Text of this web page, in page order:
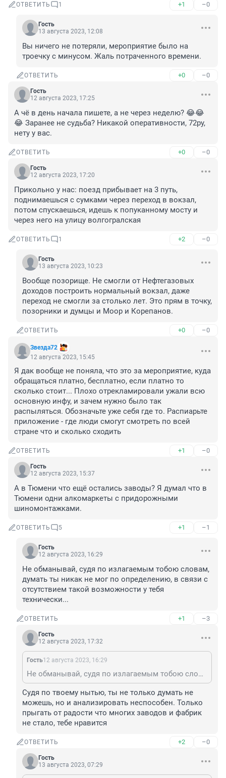
ОТВЕТИТЬ 1 +1 –0
Гость
13 августа 2023, 12:08
Вы ничего не потеряли, мероприятие было на
троечку с минусом. Жаль потраченного времени.
ОТВЕТИТЬ +0 –0
Гость
12 августа 2023, 17:25
А чё в день начала пишете, а не через неделю? 😂😂
😂 Заранее не судьба? Никакой оперативности, 72ру,
нету у вас.
ОТВЕТИТЬ +0 –0
Гость
12 августа 2023, 17:20
Прикольно у нас: поезд прибывает на 3 путь,
поднимаешься с сумками через переход в вокзал,
потом спускаешься, идешь к попуканному мосту и
через него на улицу волгогралская
ОТВЕТИТЬ 1 +2 –0
Гость
13 августа 2023, 10:23
Вообще позорище. Не смогли от Нефтегазовых
доходов построить нормальный вокзал, даже
переход не смогли за столько лет. Это прям в точку,
позорники и думцы и Моор и Корепанов.
ОТВЕТИТЬ +0 –0
Звезда72
12 августа 2023, 15:45
Я дак вообще не поняла, что это за мероприятие, куда
обращаться платно, бесплатно, если платно то
сколько стоит... Плохо отрекламировали ужали всю
основную инфу, и зачем нужно было так
распыляться. Обозначьте уже себя где то. Распиарьте
приложение - где люди смогут смотреть по всей
стране что и сколько сходить
ОТВЕТИТЬ +1 –0
Гость
12 августа 2023, 15:37
А в Тюмени что ещё остались заводы? Я думал что в
Тюмени одни алкомаркеты с придорожными
шиномонтажками.
ОТВЕТИТЬ 5 +1 –1
Гость
12 августа 2023, 16:29
Не обманывай, судя по излагаемым тобою словам,
думать ты никак не мог по определению, в связи с
отсутствием такой возможности у тебя
технически...
ОТВЕТИТЬ +1 –3
Гость
12 августа 2023, 17:32
Гость12 августа 2023, 16:29
Не обманывай, судя по излагаемым тобою словам, думать ты никак не мог по определению, в связи с отсутствием такой возможности у тебя технически...
Судя по твоему нытью, ты не только думать не
можешь, но и анализировать неспособен. Только
прыгать от радости что многих заводов и фабрик
не стало, тебе нравится
ОТВЕТИТЬ +2 –0
Гость
13 августа 2023, 07:29